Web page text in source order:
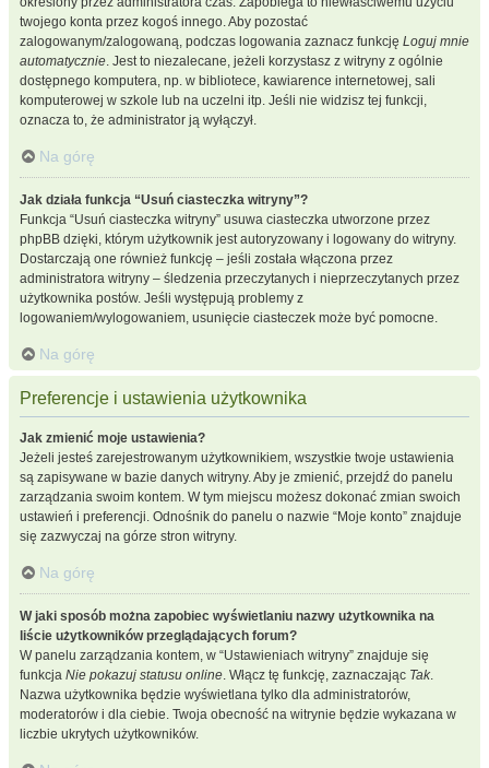
twojego konta przez kogoś innego. Aby pozostać
zalogowanym/zalogowaną, podczas logowania zaznacz funkcję Loguj mnie
automatycznie. Jest to niezalecane, jeżeli korzystasz z witryny z ogólnie
dostępnego komputera, np. w bibliotece, kawiarence internetowej, sali
komputerowej w szkole lub na uczelni itp. Jeśli nie widzisz tej funkcji,
oznacza to, że administrator ją wyłączył.
Na górę
Jak działa funkcja “Usuń ciasteczka witryny”?
Funkcja “Usuń ciasteczka witryny” usuwa ciasteczka utworzone przez
phpBB dzięki, którym użytkownik jest autoryzowany i logowany do witryny.
Dostarczają one również funkcję – jeśli została włączona przez
administratora witryny – śledzenia przeczytanych i nieprzeczytanych przez
użytkownika postów. Jeśli występują problemy z
logowaniem/wylogowaniem, usunięcie ciasteczek może być pomocne.
Na górę
Preferencje i ustawienia użytkownika
Jak zmienić moje ustawienia?
Jeżeli jesteś zarejestrowanym użytkownikiem, wszystkie twoje ustawienia
są zapisywane w bazie danych witryny. Aby je zmienić, przejdź do panelu
zarządzania swoim kontem. W tym miejscu możesz dokonać zmian swoich
ustawień i preferencji. Odnośnik do panelu o nazwie “Moje konto” znajduje
się zazwyczaj na górze stron witryny.
Na górę
W jaki sposób można zapobiec wyświetlaniu nazwy użytkownika na
liście użytkowników przeglądających forum?
W panelu zarządzania kontem, w “Ustawieniach witryny” znajduje się
funkcja Nie pokazuj statusu online. Włącz tę funkcję, zaznaczając Tak.
Nazwa użytkownika będzie wyświetlana tylko dla administratorów,
moderatorów i dla ciebie. Twoja obecność na witrynie będzie wykazana w
liczbie ukrytych użytkowników.